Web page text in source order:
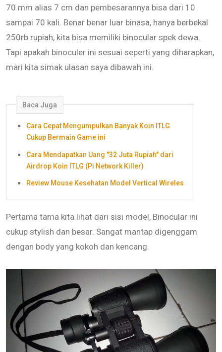
70 mm alias 7 cm dan pembesarannya bisa dari 10
sampai 70 kali. Benar benar luar binasa, hanya berbekal
250rb rupiah, kita bisa memiliki binocular spek dewa.
Tapi apakah binoculer ini sesuai seperti yang diharapkan,
mari kita simak ulasan saya dibawah ini.
Baca Juga
Cara Cepat Mengumpulkan Banyak Koin ITLG
Cukup Bermain Game ini
Cara Mendapatkan Uang "32 Juta Rupiah" dari
Airdrop Koin ITLG (Pi Network Killer)
Review Mouse Kesehatan Model Vertical Wireles
Pertama tama kita lihat dari sisi model, Binocular ini
cukup stylish dan besar. Sangat mantap digenggam
dengan body yang kokoh dan kencang.